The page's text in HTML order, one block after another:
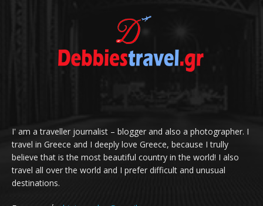
I' am a traveller journalist – blogger and also a photographer. I
travel in Greece and I deeply love Greece, because I trully
believe that is the most beautiful country in the world! I also
travel all over the world and I prefer difficult and unusual
destinations.